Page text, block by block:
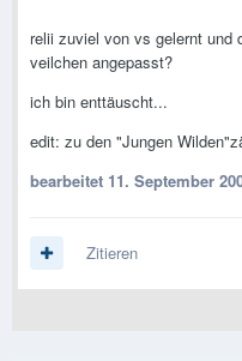
relii zuviel von vs gelernt und
veilchen angepasst?
ich bin enttäuscht...
edit: zu den "Jungen
bearbeitet 11. September
Zitieren